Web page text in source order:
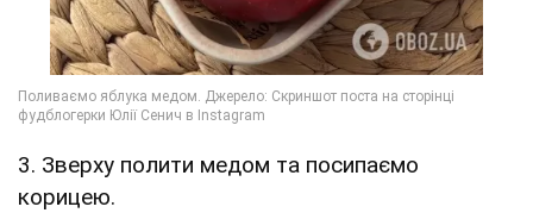
3. Зверху полити медом та посипаємо
корицею.